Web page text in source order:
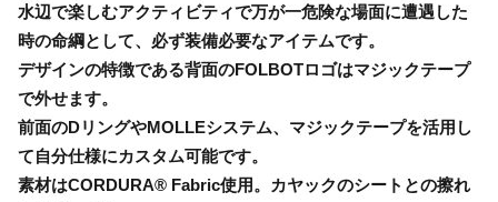
水辺で楽しむアクティビティで万が一危険な場面に遭遇した
時の命綱として、必ず装備必要なアイテムです。
デザインの特徴である背面のFOLBOTロゴはマジックテープ
で外せます。
前面のDリングやMOLLEシステム、マジックテープを活用し
て自分仕様にカスタム可能です。
素材はCORDURA® Fabric使用。カヤックのシートとの擦れ